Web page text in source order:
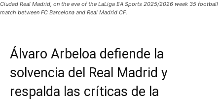
Ciudad Real Madrid, on the eve of the LaLiga EA Sports 2025/2026 week 35 football
match between FC Barcelona and Real Madrid CF.
Álvaro Arbeloa defiende la
solvencia del Real Madrid y
respalda las críticas de la